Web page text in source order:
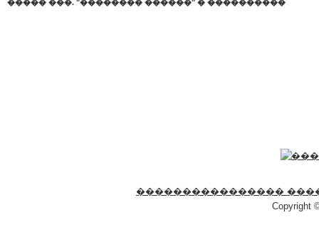
����� ���. "�������� ������" � ����������
����������������
Copyright